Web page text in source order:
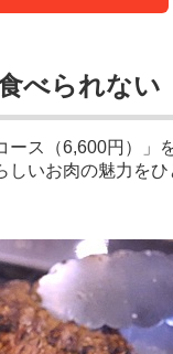
べられない
ス（6,600円）」
いお肉の魅力を